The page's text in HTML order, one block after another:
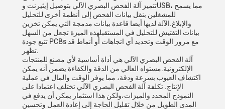
تتميز آلة الفحص البصري الآلي بتوصيل إيثيرنت وUSB، مما يسمح
للمشغلين بنقل بيانات الفحص إلى أنظمة أخرى للتحليل
والإبلاغ.الآلة لديها أيضا قاعدة بيانات مدمجة التي يمكن تخزين
بيانات التفتيش للتحليل في المستقبلهذه الميزة تجعل من السهل
تتبع جودة PCBs مع مرور الوقت وتحديد أي اتجاهات أو أنماط قد
آلة الفحص البصري الآلي هي أداة أساسية لأي مصنع للمنتجات
الإلكترونية.مستواه العالي من الدقة والكفاءة يضمن أنه يمكن
اكتشاف العيوب بسرعة ودقة، مما يوفر الوقت والمال في عملية
الإنتاج. تكلفة آلة الفحص البصري الآلي تختلف اعتمادا على
النموذج المحدد والميزات،ولكن هذا استثمار يمكن أن يدفع في
المدى الطويل من خلال تقليل الحاجة إلى إعادة العمل وتحسين